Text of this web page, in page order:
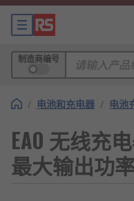
制造商编号
/ 电池和充电器 / 电池
EAO 无线充
最大输出功